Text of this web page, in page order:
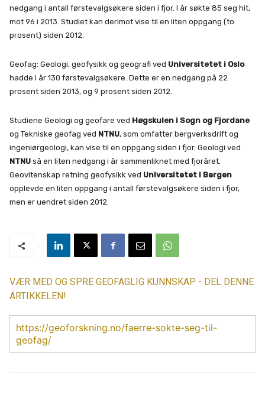
nedgang i antall førstevalgsøkere siden i fjor. I år søkte 85 seg hit,
mot 96 i 2013. Studiet kan derimot vise til en liten oppgang (to
prosent) siden 2012.
Geofag: Geologi, geofysikk og geografi ved Universitetet i Oslo
hadde i år 130 førstevalgsøkere. Dette er en nedgang på 22
prosent siden 2013, og 9 prosent siden 2012.
Studiene Geologi og geofare ved Høgskulen i Sogn og Fjordane
og Tekniske geofag ved NTNU, som omfatter bergverksdrift og
ingeniørgeologi, kan vise til en oppgang siden i fjor. Geologi ved
NTNU så en liten nedgang i år sammenliknet med fjoråret.
Geovitenskap retning geofysikk ved Universitetet i Bergen
opplevde en liten oppgang i antall førstevalgsøkere siden i fjor,
men er uendret siden 2012.
VÆR MED OG SPRE GEOFAGLIG KUNNSKAP - DEL DENNE
ARTIKKELEN!
https://geoforskning.no/faerre-sokte-seg-til-
geofag/